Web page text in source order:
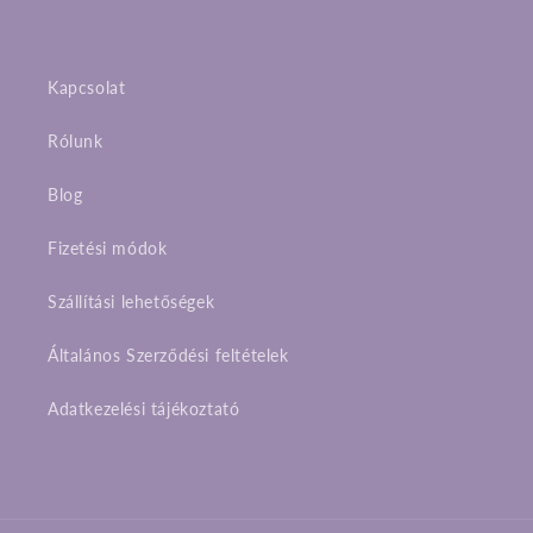
Kapcsolat
Rólunk
Blog
Fizetési módok
Szállítási lehetőségek
Általános Szerződési feltételek
Adatkezelési tájékoztató